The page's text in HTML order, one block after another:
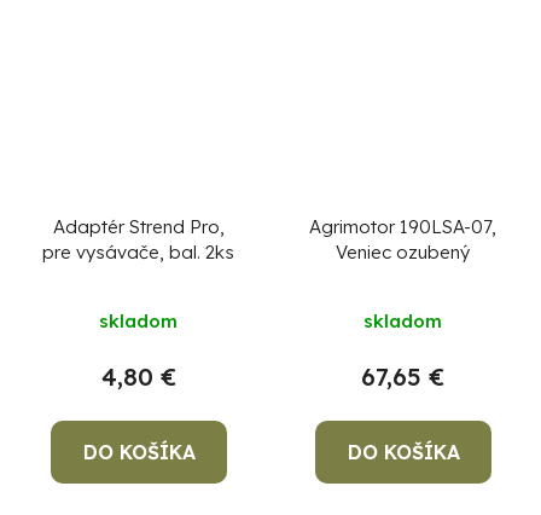
Adaptér Strend Pro,
pre vysávače, bal. 2ks
skladom
4,80 €
DO KOŠÍKA
Agrimotor 190LSA-07,
Veniec ozubený
skladom
67,65 €
DO KOŠÍKA